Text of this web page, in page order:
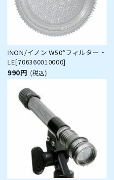
INON/イノン W50°フィルター・
LE[706360010000]
990円 (税込)